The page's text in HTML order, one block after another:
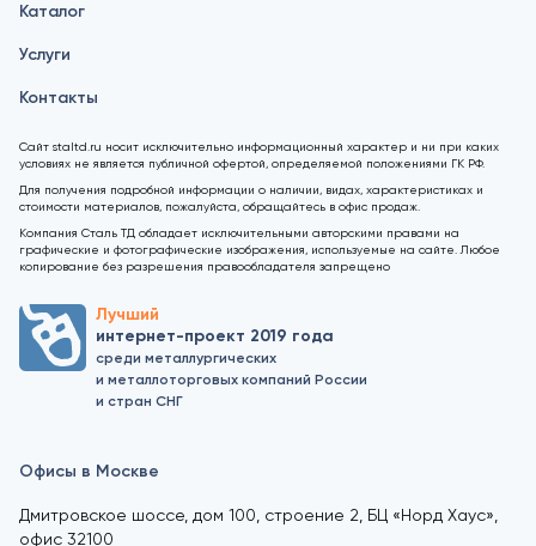
Каталог
Услуги
Контакты
Сайт staltd.ru носит исключительно информационный характер и ни при каких
условиях не является публичной офертой, определяемой положениями ГК РФ.
Для получения подробной информации о наличии, видах, характеристиках и
стоимости материалов, пожалуйста, обращайтесь в офис продаж.
Компания Сталь ТД обладает исключительными авторскими правами на
графические и фотографические изображения, используемые на сайте. Любое
копирование без разрешения правообладателя запрещено
Лучший
интернет-проект 2019 года
среди металлургических
и металлоторговых компаний России
и стран СНГ
Офисы в Москве
Дмитровское шоссе, дом 100, строение 2, БЦ «Норд Хаус»,
офис 32100